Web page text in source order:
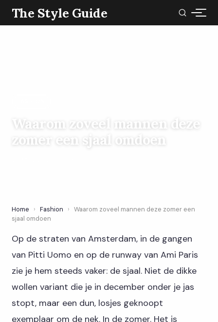
The Style Guide
Waarom zoveel mannen deze
zomer een sjaal omdoen
Home › Fashion › Waarom zoveel mannen deze zomer een
sjaal omdoen
Op de straten van Amsterdam, in de gangen
van Pitti Uomo en op de runway van Ami Paris
zie je hem steeds vaker: de sjaal. Niet de dikke
wollen variant die je in december onder je jas
stopt, maar een dun, losjes geknoopt
exemplaar om de nek. In de zomer. Het is